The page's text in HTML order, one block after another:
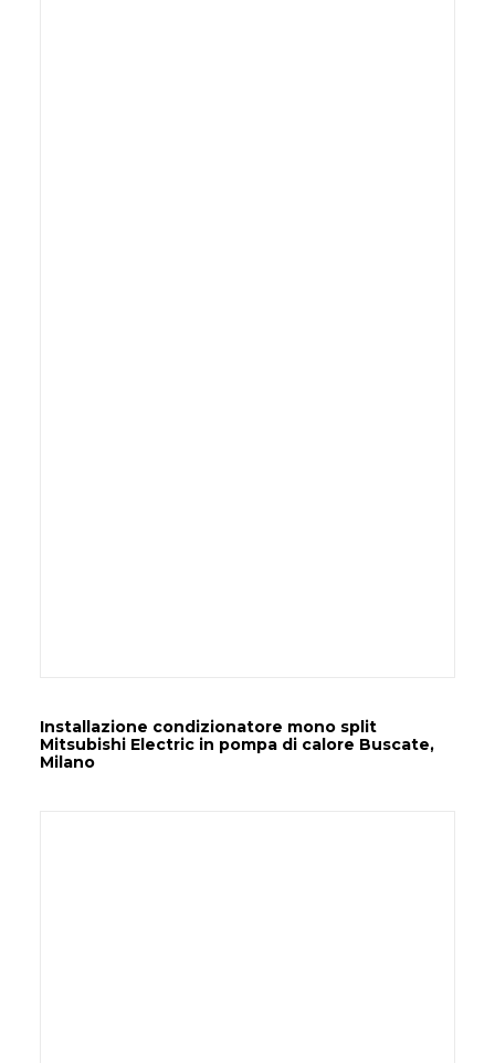
Installazione condizionatore mono split
Mitsubishi Electric in pompa di calore Buscate,
Milano